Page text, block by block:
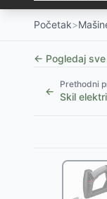
Početak>
← Pogledaj
←
Prethodni
Skil
Klamerice
Ovaj
Bosch